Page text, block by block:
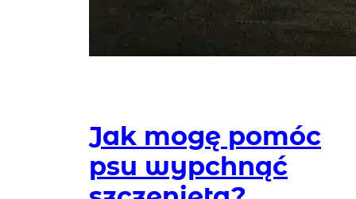
Jak mogę pomóc
psu wypchnąć